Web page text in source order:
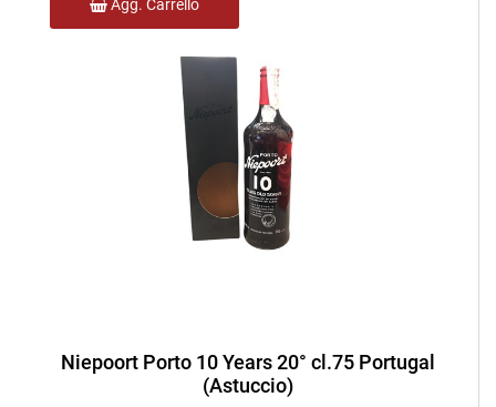
Agg. Carrello
Niepoort Porto 10 Years 20° cl.75 Portugal
(Astuccio)